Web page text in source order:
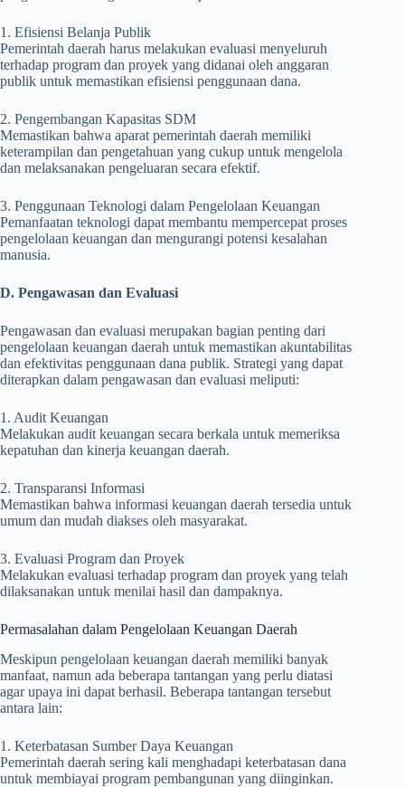
1. Efisiensi Belanja Publik
Pemerintah daerah harus melakukan evaluasi menyeluruh
terhadap program dan proyek yang didanai oleh anggaran
publik untuk memastikan efisiensi penggunaan dana.
2. Pengembangan Kapasitas SDM
Memastikan bahwa aparat pemerintah daerah memiliki
keterampilan dan pengetahuan yang cukup untuk mengelola
dan melaksanakan pengeluaran secara efektif.
3. Penggunaan Teknologi dalam Pengelolaan Keuangan
Pemanfaatan teknologi dapat membantu mempercepat proses
pengelolaan keuangan dan mengurangi potensi kesalahan
manusia.
D. Pengawasan dan Evaluasi
Pengawasan dan evaluasi merupakan bagian penting dari
pengelolaan keuangan daerah untuk memastikan akuntabilitas
dan efektivitas penggunaan dana publik. Strategi yang dapat
diterapkan dalam pengawasan dan evaluasi meliputi:
1. Audit Keuangan
Melakukan audit keuangan secara berkala untuk memeriksa
kepatuhan dan kinerja keuangan daerah.
2. Transparansi Informasi
Memastikan bahwa informasi keuangan daerah tersedia untuk
umum dan mudah diakses oleh masyarakat.
3. Evaluasi Program dan Proyek
Melakukan evaluasi terhadap program dan proyek yang telah
dilaksanakan untuk menilai hasil dan dampaknya.
Permasalahan dalam Pengelolaan Keuangan Daerah
Meskipun pengelolaan keuangan daerah memiliki banyak
manfaat, namun ada beberapa tantangan yang perlu diatasi
agar upaya ini dapat berhasil. Beberapa tantangan tersebut
antara lain:
1. Keterbatasan Sumber Daya Keuangan
Pemerintah daerah sering kali menghadapi keterbatasan dana
untuk membiayai program pembangunan yang diinginkan.